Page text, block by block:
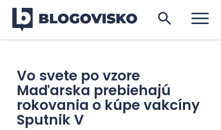
Vo svete po vzore
Maďarska prebiehajú
rokovania o kúpe vakcíny
Sputnik V